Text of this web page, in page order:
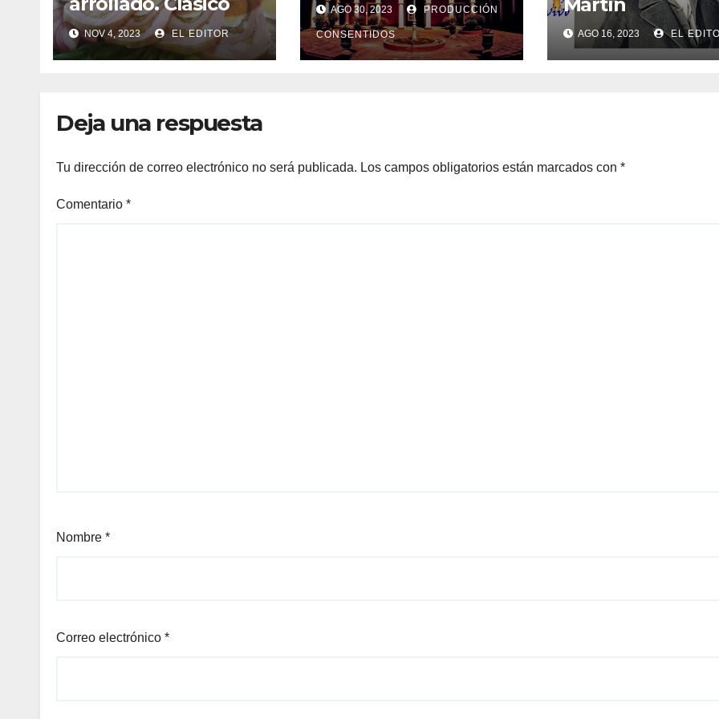
argentino
NOV 4, 2023 EL EDITOR
AGO 30, 2023 PRODUCCIÓN
CONSENTIDOS AGO 16, 2023 EL
Deja una respuesta
Tu dirección de correo electrónico no será publicada. Los campos obligatorios están marcados con *
Comentario *
Nombre *
Correo electrónico *